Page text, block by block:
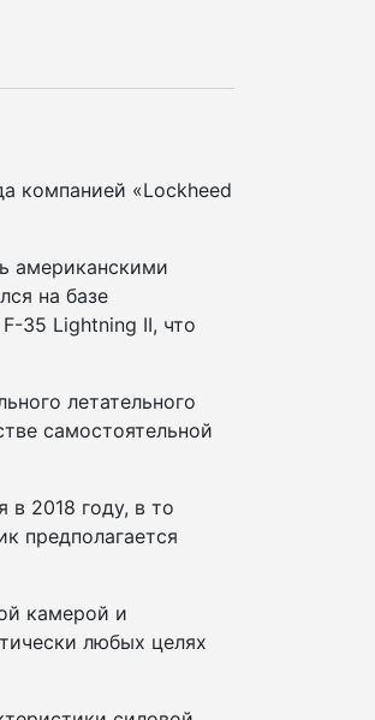
компанией «Lockheed
американскими
на базе
35 Lightning II, что
летательного
самостоятельной
в 2018 году, в то
предполагается
камерой и
любых целях